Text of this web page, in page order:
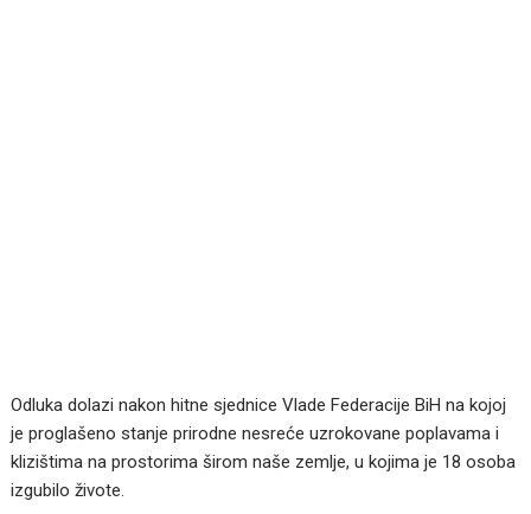
Odluka dolazi nakon hitne sjednice Vlade Federacije BiH na kojoj
je proglašeno stanje prirodne nesreće uzrokovane poplavama i
klizištima na prostorima širom naše zemlje, u kojima je 18 osoba
izgubilo živote.